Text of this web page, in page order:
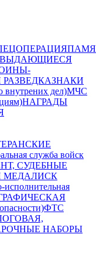
ВЫДАЮЩИЕСЯ
ЗНАКИ
дел)МЧС
НАГРАДЫ
служба войск
СУДЕБНЫЕ
МЕДАЛИСК
ФТС
НАБОРЫ